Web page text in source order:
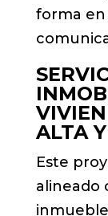
forma en
ALTA
Este
alineado